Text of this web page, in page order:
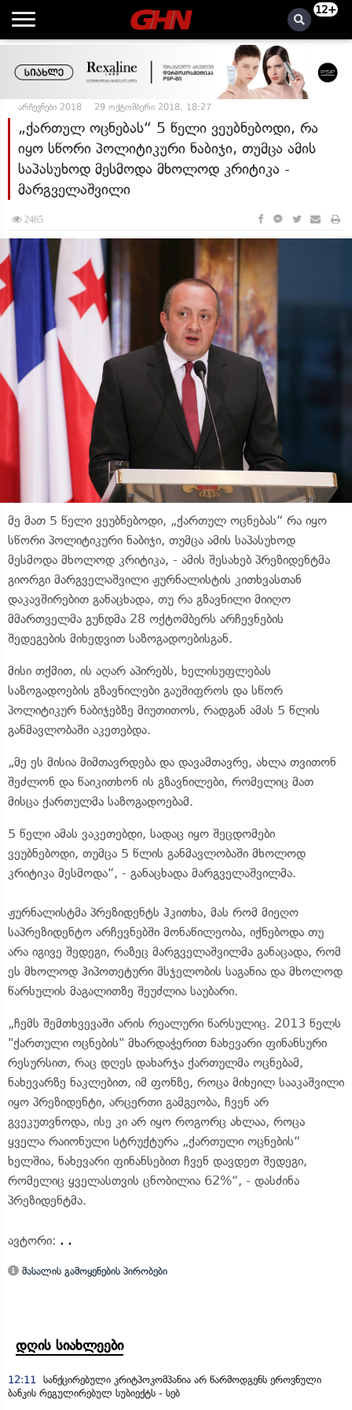
12+
არჩევნები 2018 29 ოქტომბერი 2018, 18:27
„ქართულ ოცნებას“ 5 წელი ვეუბნებოდი, რა
იყო სწორი პოლიტიკური ნაბიჯი, თუმცა ამის
საპასუხოდ მესმოდა მხოლოდ კრიტიკა -
მარგველაშვილი
2465
მე მათ 5 წელი ვეუბნებოდი, „ქართულ ოცნებას“ რა იყო
სწორი პოლიტიკური ნაბიჯი, თუმცა ამის საპასუხოდ
მესმოდა მხოლოდ კრიტიკა, - ამის შესახებ პრეზიდენტმა
გიორგი მარგველაშვილი ჟურნალისტის კითხვასთან
დაკავშირებით განაცხადა, თუ რა გზავნილი მიიღო
მმართველმა გუნდმა 28 ოქტომბერს არჩევნების
შედეგების მიხედვით საზოგადოებისგან.
მისი თქმით, ის აღარ აპირებს, ხელისუფლებას
საზოგადოების გზავნილები გაუშიფროს და სწორ
პოლიტიკურ ნაბიჯებზე მიუთითოს, რადგან ამას 5 წლის
განმავლობაში აკეთებდა.
„მე ეს მისია მიმთავრდება და დავამთავრე, ახლა თვითონ
შეძლონ და წაიკითხონ ის გზავნილები, რომელიც მათ
მისცა ქართულმა საზოგადოებამ.
5 წელი ამას ვაკეთებდი, სადაც იყო შეცდომები
ვეუბნებოდი, თუმცა 5 წლის განმავლობაში მხოლოდ
კრიტიკა მესმოდა“, - განაცხადა მარგველაშვილმა.
ჟურნალისტმა პრეზიდენტს ჰკითხა, მას რომ მიეღო
საპრეზიდენტო არჩევნებში მონაწილეობა, იქნებოდა თუ
არა იგივე შედეგი, რაზეც მარგველაშვილმა განაცადა, რომ
ეს მხოლოდ ჰიპოთეტური მსჯელობის საგანია და მხოლოდ
წარსულის მაგალითზე შეუძლია საუბარი.
„ჩემს შემთხვევაში არის რეალური წარსულიც. 2013 წელს
"ქართული ოცნების" მხარდაჭერით ნახევარი ფინანსური
რესურსით, რაც დღეს დახარჯა ქართულმა ოცნებამ,
ნახევარზე ნაკლებით, იმ ფონზე, როცა მიხეილ სააკაშვილი
იყო პრეზიდენტი, არცერთი გამგეობა, ჩვენ არ
გვეკუთვნოდა, ისე კი არ იყო როგორც ახლაა, როცა
ყველა რაიონული სტრუქტურა „ქართული ოცნების“
ხელშია, ნახევარი ფინანსებით ჩვენ დავდეთ შედეგი,
რომელიც ყველასთვის ცნობილია 62%“, - დასძინა
პრეზიდენტმა.
ავტორი: . .
მასალის გამოყენების პირობები
დღის სიახლეები
12:11 სანქცირებული კრიტპოკომპანია არ წარმოდგენს ეროვნული
ბანკის რეგულირებულ სუბიექტს - სებ